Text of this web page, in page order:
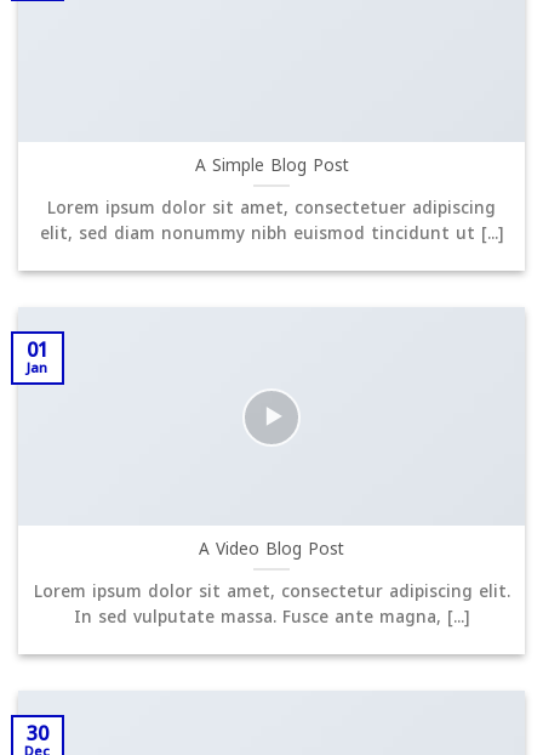
A Simple Blog Post
Lorem ipsum dolor sit amet, consectetuer adipiscing
elit, sed diam nonummy nibh euismod tincidunt ut [...]
A Video Blog Post
Lorem ipsum dolor sit amet, consectetur adipiscing elit.
In sed vulputate massa. Fusce ante magna, [...]
01
Jan
30